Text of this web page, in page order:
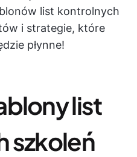
list kontrolnych
i strategie, które
płynne!
list
szkoleń